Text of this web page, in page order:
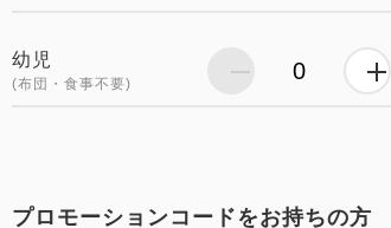
幼児
(布団・食事不要)
プロモーションコードをお持ちの方